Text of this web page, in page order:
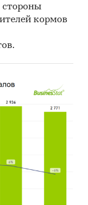
стороны
кормов